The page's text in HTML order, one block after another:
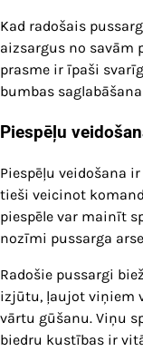
Kad radošais
aizsargus no savām
prasme ir īpaši
bumbas
Piespēļu
Piespēļu veidošana
tieši veicinot
piespēle var mainīt
nozīmi pussarga
Radošie pussargi
izjūtu, ļaujot viņiem
vārtu gūšanu. Viņu
biedru kustības ir